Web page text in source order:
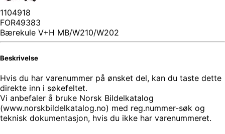
1104918
FOR49383
Bærekule V+H MB/W210/W202
Beskrivelse
Hvis du har varenummer på ønsket del, kan du taste dette
direkte inn i søkefeltet.
Vi anbefaler å bruke Norsk Bildelkatalog
(www.norskbildelkatalog.no) med reg.nummer-søk og
teknisk dokumentasjon, hvis du ikke har varenummeret.